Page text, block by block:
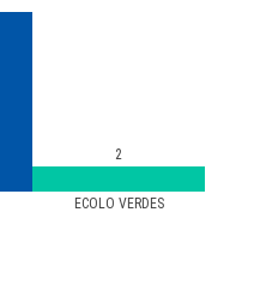
ECOLO VERDES
2